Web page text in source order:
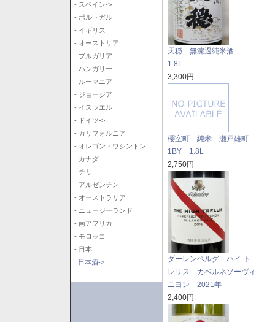
- スペイン->
- ポルトガル
- イギリス
- オーストリア
- ブルガリア
- ハンガリー
- ルーマニア
- ジョージア
- イスラエル
- ドイツ->
- カリフォルニア
- オレゴン・ワシントン
- カナダ
- チリ
- アルゼンチン
- オーストラリア
- ニュージーランド
- 南アフリカ
- モロッコ
- 日本
日本酒->
天穏 無濾過純米酒
1.8L
3,300円
櫻室町 純米 瀬戸雄町
1BY 1.8L
2,750円
ダーレンベルグ ハイ ト
レリス カベルネソーヴィ
ニヨン 2021年
2,400円